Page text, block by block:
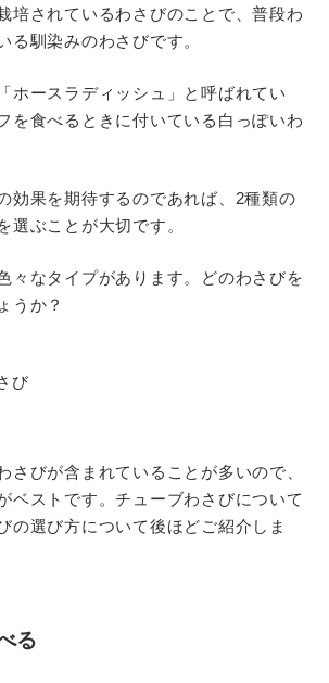
培されているわさびのことで、普段わ
る馴染みのわさびです。
ホースラディッシュ」と呼ばれてい
を食べるときに付いている白っぽいわ
効果を期待するのであれば、2種類の
選ぶことが大切です。
々なタイプがあります。どのわさびを
うか？
び
さびが含まれていることが多いので、
ベストです。チューブわさびについて
の選び方について後ほどご紹介しま
る